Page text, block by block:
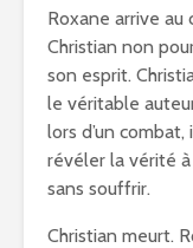
Roxane arrive au
Christian non
son esprit.
le véritable
lors d’un
révéler la vérité à
sans souffrir.
Christian meurt.